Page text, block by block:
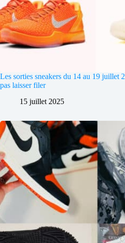
Les sorties sneakers du 14 au 19 juillet
pas laisser filer
15 juillet 2025